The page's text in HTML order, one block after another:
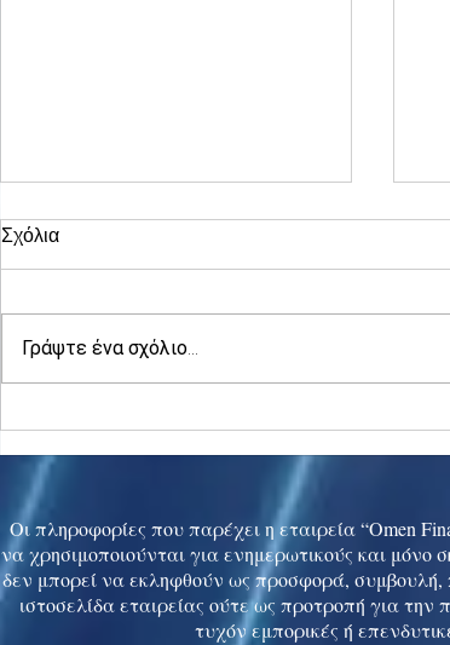
to 5-mth high
Σχόλια
Γράψτε ένα σχόλιο...
Οι πληροφορίες που παρέχει η εταιρεία “Omen
να χρησιμοποιούνται για ενημερωτικούς και μόνο
δεν μπορεί να εκληφθούν ως προσφορά,
ιστοσελίδα εταιρείας ούτε ως προτροπή για
τυχόν εμπορικές ή